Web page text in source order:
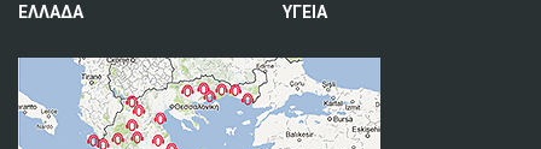
ΕΛΛΑΔΑ
ΥΓΕΙΑ